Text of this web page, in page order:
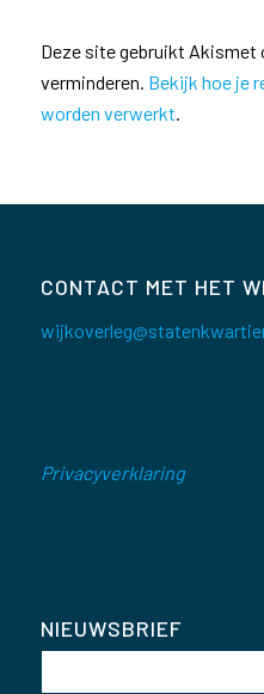
Deze site gebruikt Akismet
verminderen. Bekijk hoe je
worden verwerkt.
CONTACT MET HET
Privacyverklaring
NIEUWSBRIEF